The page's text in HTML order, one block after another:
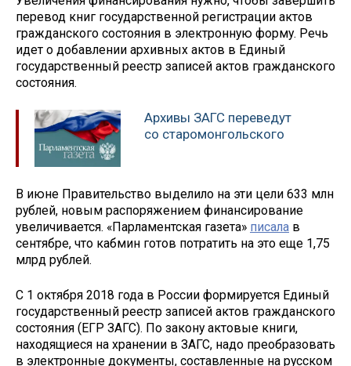
перевод книг государственной регистрации актов
гражданского состояния в электронную форму. Речь
идет о добавлении архивных актов в Единый
государственный реестр записей актов гражданского
состояния.
Архивы ЗАГС переведут
со старомонгольского
В июне Правительство выделило на эти цели 633 млн
рублей, новым распоряжением финансирование
увеличивается. «Парламентская газета» писала в
сентябре, что кабмин готов потратить на это еще 1,75
млрд рублей.
С 1 октября 2018 года в России формируется Единый
государственный реестр записей актов гражданского
состояния (ЕГР ЗАГС). По закону актовые книги,
находящиеся на хранении в ЗАГС, надо преобразовать
в электронные документы, составленные на русском